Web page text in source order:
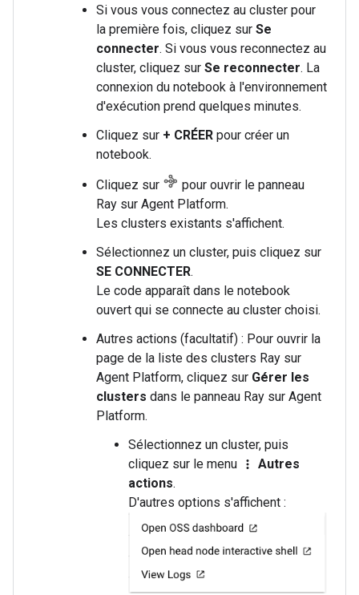
Si vous vous connectez au cluster pour
la première fois, cliquez sur Se
connecter. Si vous vous reconnectez au
cluster, cliquez sur Se reconnecter. La
connexion du notebook à l'environnement
d'exécution prend quelques minutes.
Cliquez sur + CRÉER pour créer un
notebook.
Cliquez sur
pour ouvrir le panneau
Ray sur Agent Platform.
Les clusters existants s'affichent.
Sélectionnez un cluster, puis cliquez sur
SE CONNECTER.
Le code apparaît dans le notebook
ouvert qui se connecte au cluster choisi.
Autres actions (facultatif) : Pour ouvrir la
page de la liste des clusters Ray sur
Agent Platform, cliquez sur Gérer les
clusters dans le panneau Ray sur Agent
Platform.
Sélectionnez un cluster, puis
cliquez sur le menu
more_vert
Autres
actions.
D'autres options s'affichent :